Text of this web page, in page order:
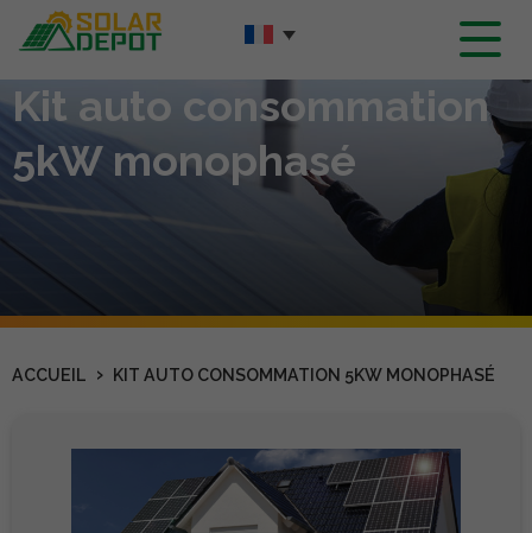
Contenu
principal
Kit auto consommation
5kW monophasé
ACCUEIL › KIT AUTO CONSOMMATION 5KW MONOPHASÉ